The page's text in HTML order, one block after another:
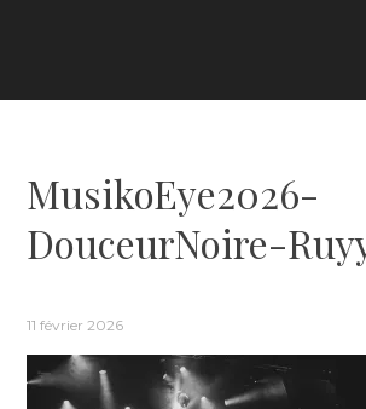
MusikoEye2026-
DouceurNoire-
11 février 2026